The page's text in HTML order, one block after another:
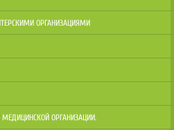
ОРГАНИЗАЦИЯМИ
ОРГАНИЗАЦИИ.